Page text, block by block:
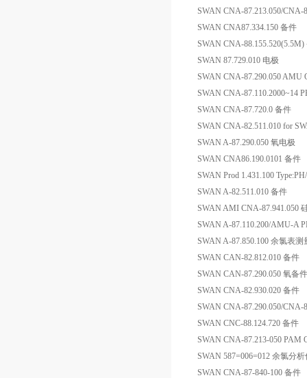
SWAN CNA-87.213.050/CNA-
SWAN CNA87.334.150 备件
SWAN CNA-88.155.520(5.5M)
SWAN 87.729.010 电极
SWAN CNA-87.290.050
SWAN CNA-87.110.2000~14
SWAN CNA-87.720.0 备件
SWAN CNA-82.511.010 for
SWAN A-87.290.050 氧电极
SWAN CNA86.190.0101 备件
SWAN Prod 1.431.100
SWAN A-82.511.010 备件
SWAN AMI CNA-87.941.050
SWAN A-87.110.200/AMU-A
SWAN A-87.850.100 余氯表测
SWAN CAN-82.812.010 备件
SWAN CAN-87.290.050 氧备
SWAN CNA-82.930.020 备件
SWAN CNA-87.290.050/CNA-
SWAN CNC-88.124.720 备件
SWAN CNA-87.213-050 PAM
SWAN 587=006=012 余氯分
SWAN CNA-87-840-100 备件